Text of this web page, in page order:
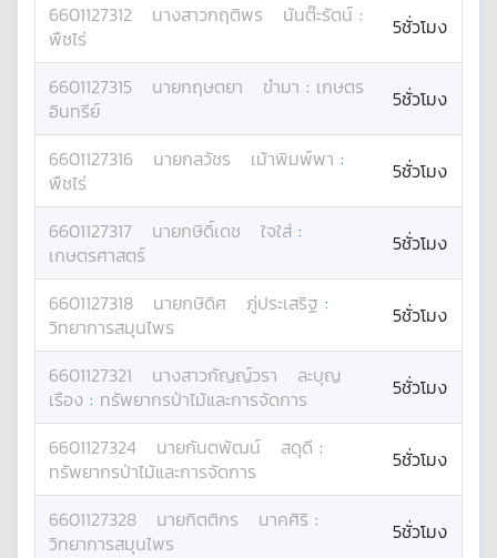
6601127312 นางสาวกฤติพร นันต๊ะรัตน์ :
พืชไร่
5ชั่วโมง
6601127315 นายกฤษตยา ขำมา : เกษตร
อินทรีย์
5ชั่วโมง
6601127316 นายกลวัชร เม้าพิมพ์พา :
พืชไร่
5ชั่วโมง
6601127317 นายกษิดิ์เดช ใจใส่ :
เกษตรศาสตร์
5ชั่วโมง
6601127318 นายกษิดิศ ภู่ประเสริฐ :
วิทยาการสมุนไพร
5ชั่วโมง
6601127321 นางสาวกัญญ์วรา
ละบุญ
เรือง : ทรัพยากรป่าไม้และการจัดการ 5ชั่วโมง
6601127324 นายกันตพัฒน์ สดุดี :
ทรัพยากรป่าไม้และการจัดการ
5ชั่วโมง
6601127328 นายกิตติกร นาคศิริ :
วิทยาการสมุนไพร
5ชั่วโมง